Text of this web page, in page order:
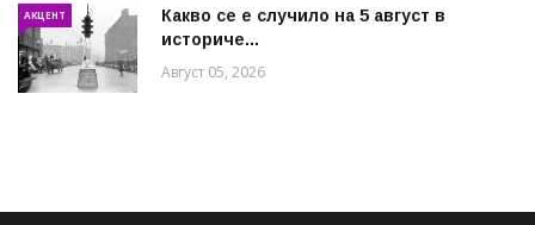
АКЦЕНТ
Какво се е случило на 5 август в
историче...
Август 05, 2026